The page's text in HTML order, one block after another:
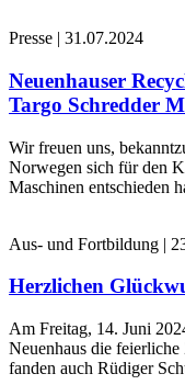
Presse | 31.07.2024
Neuenhauser
Targo Schredder
Wir freuen uns,
Norwegen sich für den
Maschinen entschieden
Aus- und Fortbildung |
Herzlichen
Am Freitag, 14. Juni
Neuenhaus die
fanden auch Rüdiger